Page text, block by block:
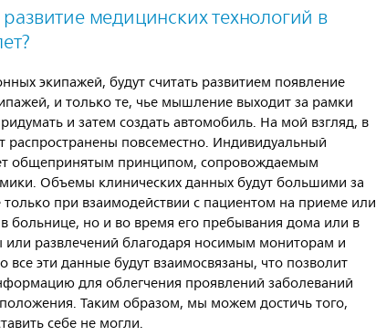
медицинских технологий в
экипажей, будут считать развитием появление
и только те, чье мышление выходит за рамки
и затем создать автомобиль. На мой взгляд, в
распространены повсеместно. Индивидуальный
общепринятым принципом, сопровождаемым
Объемы клинических данных будут большими за
при взаимодействии с пациентом на приеме или
больнице, но и во время его пребывания дома или в
или развлечений благодаря носимым мониторам и
все эти данные будут взаимосвязаны, что позволит
для облегчения проявлений заболеваний
Таким образом, мы можем достичь того,
себе не могли.